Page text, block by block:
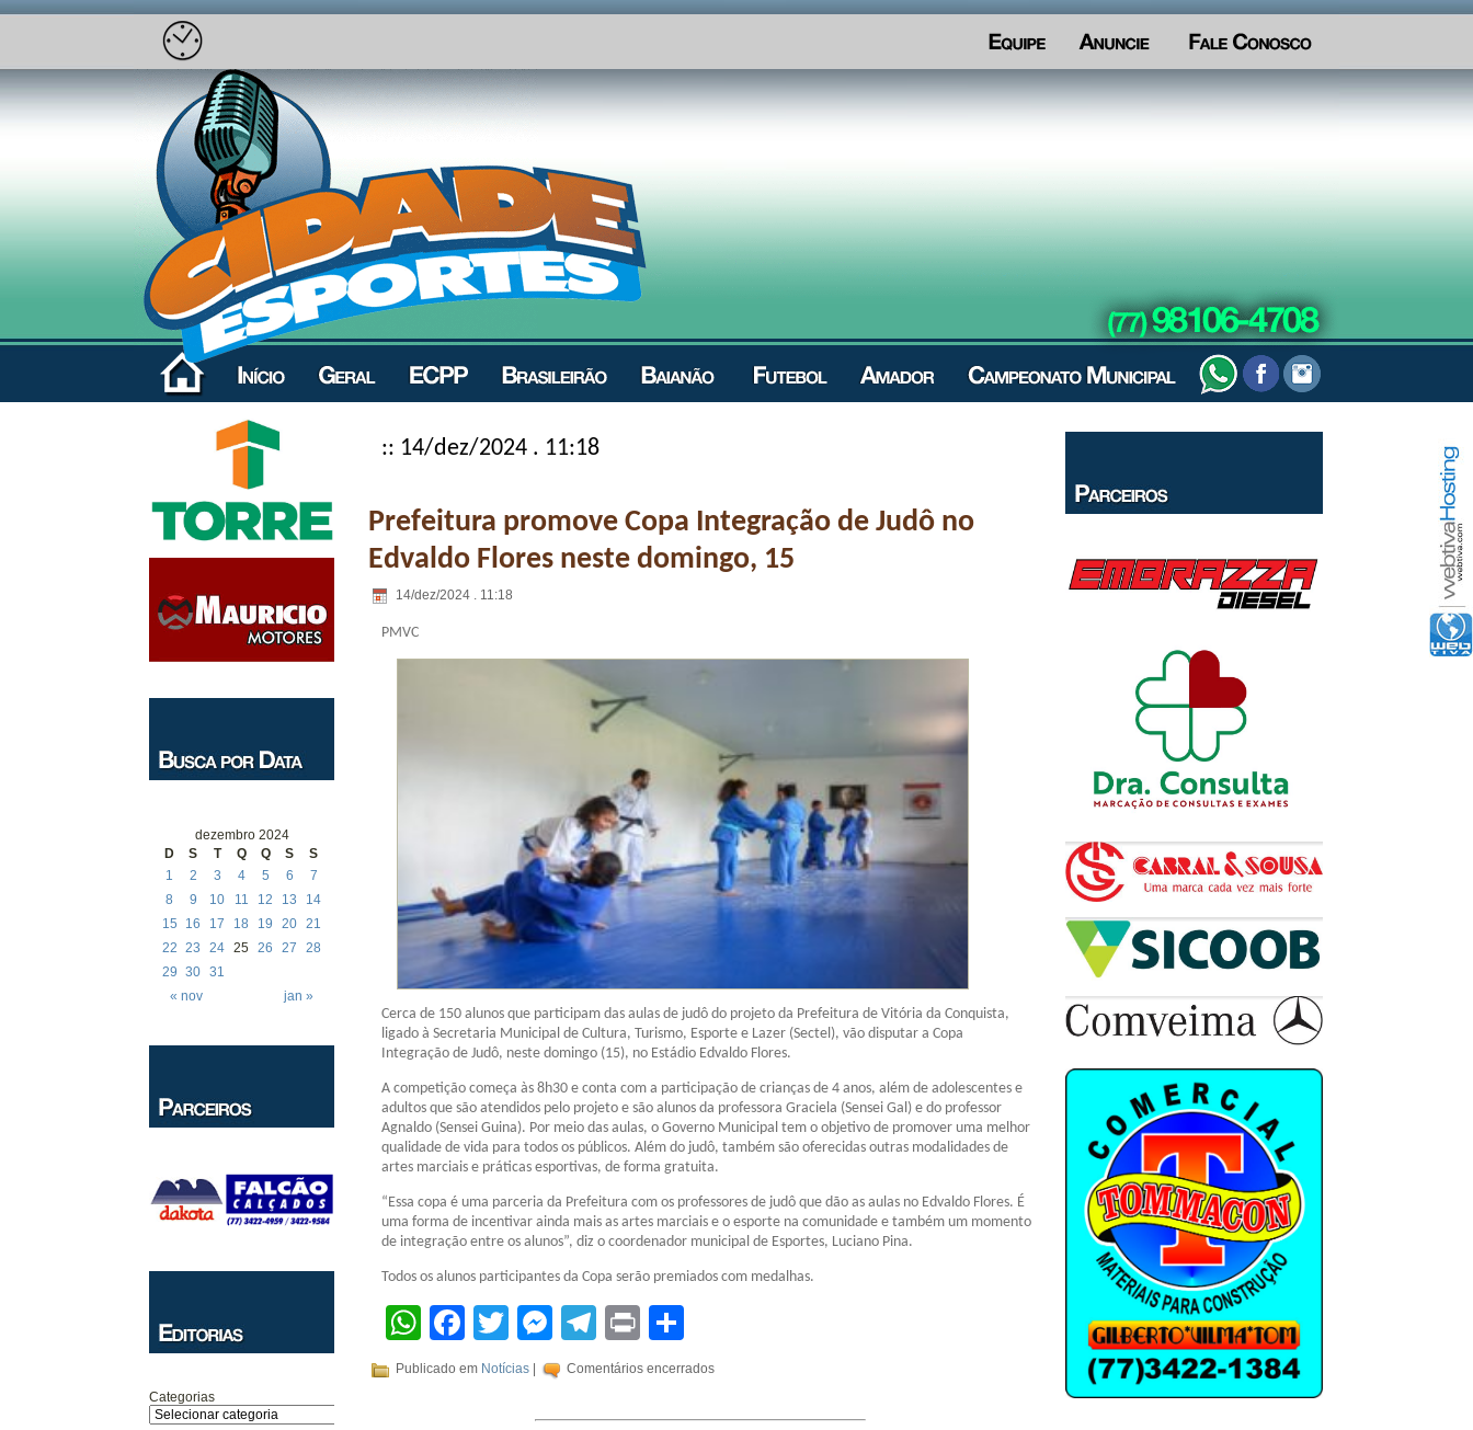
dezembro 2024
D
S T Q Q S S
« nov jan »
1 2 3 4 5 6
7
8
9 10 11 12 13
14
15
16 17 18 19 20 21
22 23 24 25 26 27
28
29 30 31
Categorias
:: 14/dez/2024 . 11:18
Prefeitura promove Copa Integração de Judô no
Edvaldo Flores neste domingo, 15
14/dez/2024 . 11:18
PMVC
Cerca de 150 alunos que participam das aulas de judô do projeto da Prefeitura de Vitória da Conquista,
ligado à Secretaria Municipal de Cultura, Turismo, Esporte e Lazer (Sectel), vão disputar a Copa
Integração de Judô, neste domingo (15), no Estádio Edvaldo Flores.
A competição começa às 8h30 e conta com a participação de crianças de 4 anos, além de adolescentes e
adultos que são atendidos pelo projeto e são alunos da professora Graciela (Sensei Gal) e do professor
Agnaldo (Sensei Guina). Por meio das aulas, o Governo Municipal tem o objetivo de promover uma melhor
qualidade de vida para todos os públicos. Além do judô, também são oferecidas outras modalidades de
artes marciais e práticas esportivas, de forma gratuita.
“Essa copa é uma parceria da Prefeitura com os professores de judô que dão as aulas no Edvaldo Flores. É
uma forma de incentivar ainda mais as artes marciais e o esporte na comunidade e também um momento
de integração entre os alunos”, diz o coordenador municipal de Esportes, Luciano Pina.
Todos os alunos participantes da Copa serão premiados com medalhas.
WhatsApp
Facebook
TwitterMessenger
Telegram
Print
Publicado em Notícias Comentários encerrados